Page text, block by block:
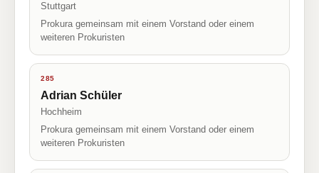
Stuttgart
Prokura gemeinsam mit einem Vorstand oder einem
weiteren Prokuristen
285
Adrian Schüler
Hochheim
Prokura gemeinsam mit einem Vorstand oder einem
weiteren Prokuristen